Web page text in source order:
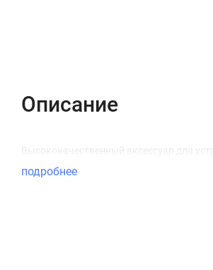
Описание
Высококачественный аксессуар для
подробнее